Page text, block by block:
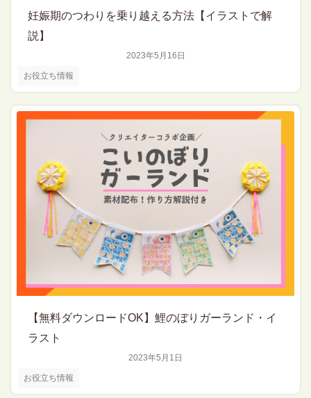
お役立ち情報
2023年5月16日
妊娠期のつわりを乗り越える方法【イラストで解
説】
お役立ち情報
2023年5月1日
【無料ダウンロードOK】鯉のぼりガーランド・イ
ラスト